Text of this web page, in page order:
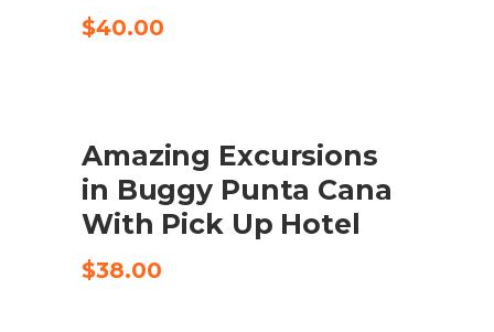
$40.00
AFEGEIX A LA CISTELLA
Amazing Excursions
in Buggy Punta Cana
With Pick Up Hotel
$38.00